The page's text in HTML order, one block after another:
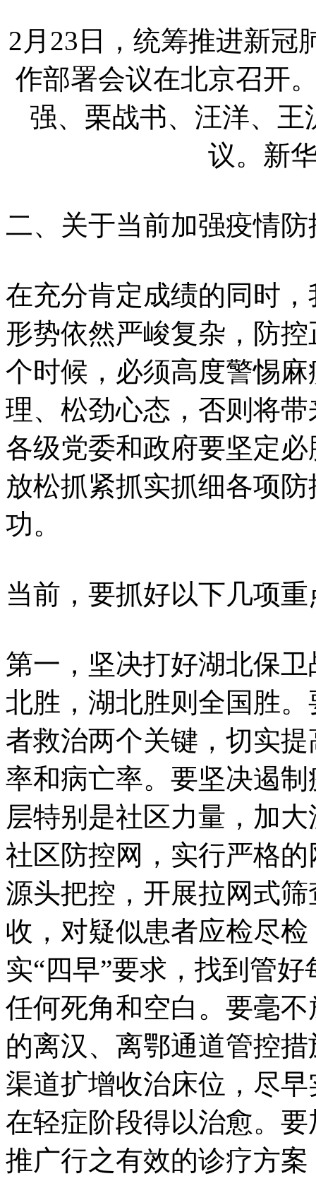
2月23日，统筹推进新冠
作部署会议在北京召开
强、栗战书、汪洋、
议。新
二、关于当前加强疫情
在充分肯定成绩的同时
形势依然严峻复杂，防
个时候，必须高度警惕
理、松劲心态，否则将
各级党委和政府要坚定
放松抓紧抓实抓细各项
功。
当前，要抓好以下几项
第一，坚决打好湖北保
北胜，湖北胜则全国胜
者救治两个关键，切实
率和病亡率。要坚决遏
层特别是社区力量，加
社区防控网，实行严格
源头把控，开展拉网式
收，对疑似患者应检尽
实“四早”要求，找到管
任何死角和空白。要毫
的离汉、离鄂通道管控
渠道扩增收治床位，尽
在轻症阶段得以治愈。
推广行之有效的诊疗方